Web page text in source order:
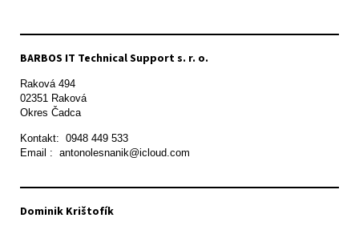
BARBOS IT Technical Support s. r. o.
Raková 494
02351 Raková
Okres Čadca
Kontakt:  0948 449 533
Email :  antonolesnanik@icloud.com
Dominik Krištofík